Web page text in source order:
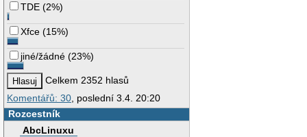
TDE (2%)
Xfce (15%)
jiné/žádné (23%)
Celkem 2352 hlasů
Komentářů: 30 , poslední 3.4. 20:20
Rozcestník
AbcLinuxu